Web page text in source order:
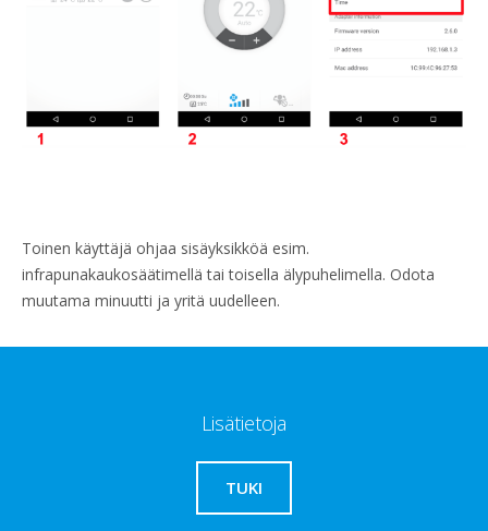
Toinen käyttäjä ohjaa sisäyksikköä esim.
infrapunakaukosäätimellä tai toisella älypuhelimella. Odota
muutama minuutti ja yritä uudelleen.
Lisätietoja
TUKI